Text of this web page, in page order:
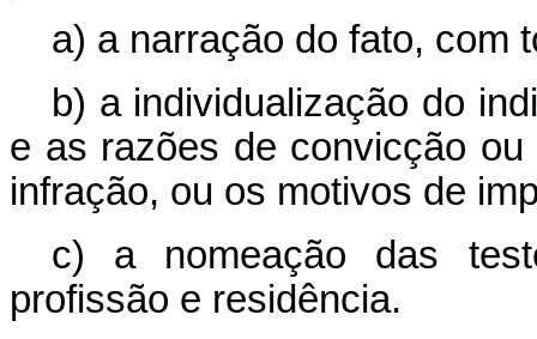
a) a narração do fato, com
b) a individualização do
e as razões de convicção
infração, ou os motivos de
c) a nomeação das
profissão e residência.